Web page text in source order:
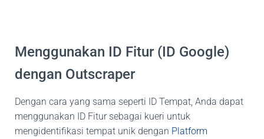
Menggunakan ID Fitur (ID Google)
dengan Outscraper
Dengan cara yang sama seperti ID Tempat, Anda dapat
menggunakan ID Fitur sebagai kueri untuk
mengidentifikasi tempat unik dengan Platform